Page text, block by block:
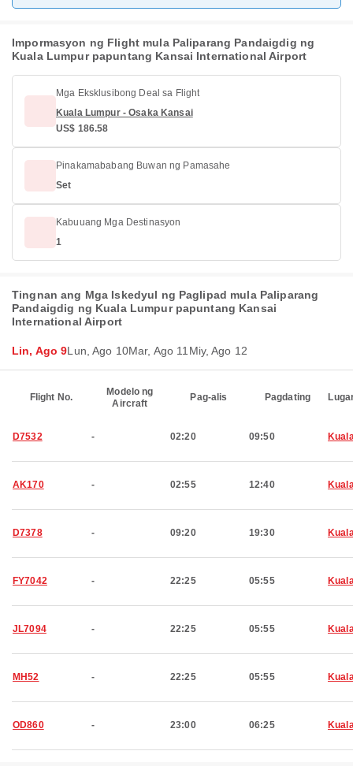
Impormasyon ng Flight mula Paliparang Pandaigdig ng
Kuala Lumpur papuntang Kansai International Airport
Mga Eksklusibong Deal sa Flight
Kuala Lumpur - Osaka Kansai
US$ 186.58
Pinakamababang Buwan ng Pamasahe
Set
Kabuuang Mga Destinasyon
1
Tingnan ang Mga Iskedyul ng Paglipad mula Paliparang
Pandaigdig ng Kuala Lumpur papuntang Kansai
International Airport
Lin, Ago 9Lun, Ago 10Mar, Ago 11 Miy, Ago 12
Flight No.
Modelo ng
Aircraft
Pag-alis Pagdating
D7532 - 02:20 09:50
AK170 - 02:55 12:40
D7378 - 09:20 19:30
FY7042 - 22:25 05:55
JL7094 - 22:25 05:55
MH52 - 22:25 05:55
OD860 - 23:00 06:25